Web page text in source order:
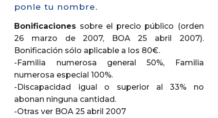
ponle tu nombre.
Bonificaciones sobre el precio público (orden
26 marzo de 2007, BOA 25 abril 2007).
Bonificación sólo aplicable a los 80€.
-Familia numerosa general 50%, Familia
numerosa especial 100%.
-Discapacidad igual o superior al 33% no
abonan ninguna cantidad.
-Otras ver BOA 25 abril 2007